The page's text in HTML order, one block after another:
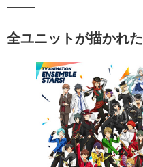
―――
全ユニットが描かれ